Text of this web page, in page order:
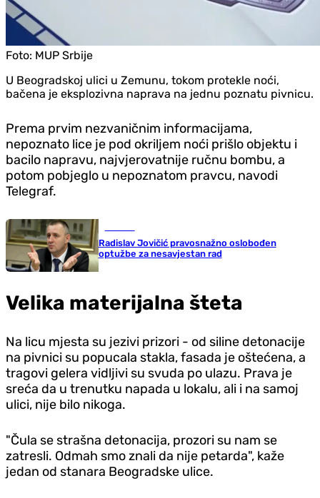
Foto: MUP Srbije
U Beogradskoj ulici u Zemunu, tokom protekle noći,
bačena je eksplozivna naprava na jednu poznatu pivnicu.
Prema prvim nezvaničnim informacijama,
nepoznato lice je pod okriljem noći prišlo objektu i
bacilo napravu, najvjerovatnije ručnu bombu, a
potom pobjeglo u nepoznatom pravcu, navodi
Telegraf.
Radislav Jovičić pravosnažno oslobođen
optužbe za nesavjestan rad
Velika materijalna šteta
Na licu mjesta su jezivi prizori - od siline detonacije
na pivnici su popucala stakla, fasada je oštećena, a
tragovi gelera vidljivi su svuda po ulazu. Prava je
sreća da u trenutku napada u lokalu, ali i na samoj
ulici, nije bilo nikoga.
"Čula se strašna detonacija, prozori su nam se
zatresli. Odmah smo znali da nije petarda", kaže
jedan od stanara Beogradske ulice.